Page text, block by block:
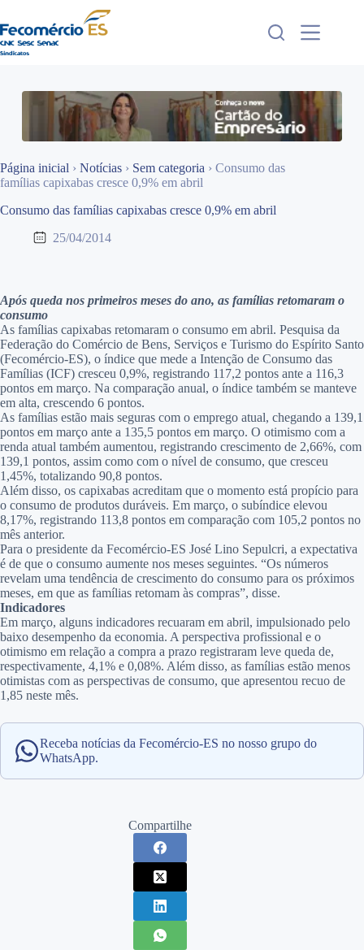
para
o
conteúdo
Página inicial › Notícias › Sem categoria › Consumo das
famílias capixabas cresce 0,9% em abril
Consumo das famílias capixabas cresce 0,9% em abril
25/04/2014
Após queda nos primeiros meses do ano, as famílias retomaram o
consumo
As famílias capixabas retomaram o consumo em abril. Pesquisa da
Federação do Comércio de Bens, Serviços e Turismo do Espírito Santo
(Fecomércio-ES), o índice que mede a Intenção de Consumo das
Famílias (ICF) cresceu 0,9%, registrando 117,2 pontos ante a 116,3
pontos em março. Na comparação anual, o índice também se manteve
em alta, crescendo 6 pontos.
As famílias estão mais seguras com o emprego atual, chegando a 139,1
pontos em março ante a 135,5 pontos em março. O otimismo com a
renda atual também aumentou, registrando crescimento de 2,66%, com
139,1 pontos, assim como com o nível de consumo, que cresceu
1,45%, totalizando 90,8 pontos.
Além disso, os capixabas acreditam que o momento está propício para
o consumo de produtos duráveis. Em março, o subíndice elevou
8,17%, registrando 113,8 pontos em comparação com 105,2 pontos no
mês anterior.
Para o presidente da Fecomércio-ES José Lino Sepulcri, a expectativa
é de que o consumo aumente nos meses seguintes. “Os números
revelam uma tendência de crescimento do consumo para os próximos
meses, em que as famílias retomam às compras”, disse.
Indicadores
Em março, alguns indicadores recuaram em abril, impulsionado pelo
baixo desempenho da economia. A perspectiva profissional e o
otimismo em relação a compra a prazo registraram leve queda de,
respectivamente, 4,1% e 0,08%. Além disso, as famílias estão menos
otimistas com as perspectivas de consumo, que apresentou recuo de
1,85 neste mês.
Receba notícias da Fecomércio-ES no nosso grupo do
WhatsApp.
Compartilhe